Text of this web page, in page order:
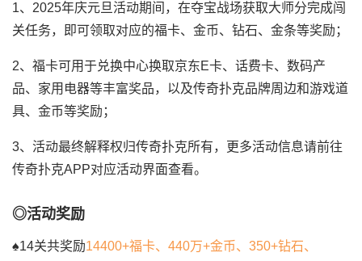
1、2025年庆元旦活动期间，在夺宝战场获取大师分完成闯
关任务，即可领取对应的福卡、金币、钻石、金条等奖励；
2、福卡可用于兑换中心换取京东E卡、话费卡、数码产
品、家用电器等丰富奖品，以及传奇扑克品牌周边和游戏道
具、金币等奖励；
3、活动最终解释权归传奇扑克所有，更多活动信息请前往
传奇扑克APP对应活动界面查看。
◎活动奖励
♠14关共奖励14400+福卡、440万+金币、350+钻石、